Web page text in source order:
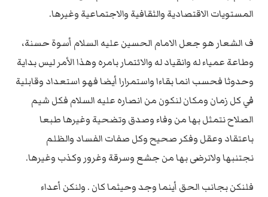
المستويات الاقتصادية والثقافية والاجتماعية وغيرها.
ف الشعار هو جعل الامام الحسين عليه السلام أسوة حسنة،
وطاعة عمياء له وانقياد له والائتمار بامره وهذا الأمر ليس بداية
وحدوثا فحسب انما بقاءا واستمرارا أيضا فهو استعداد وقابلية
في كل زمان ومكان لنكون من انصاره عليه السلام فكل شيم
الصلاح نتمثل بها من وفاء وصدق وتضحية وغيرها طبعا
باعتقاد وعقل وفكر صحيح وكل صفات الفساد والظلم
نجتنبها ولانرضى بها من جشع وسرقة وغرور وكذب وغيرها.
فلنكن بجانب الحق أينما وجد وحيثما كان . ولنكن أعداء